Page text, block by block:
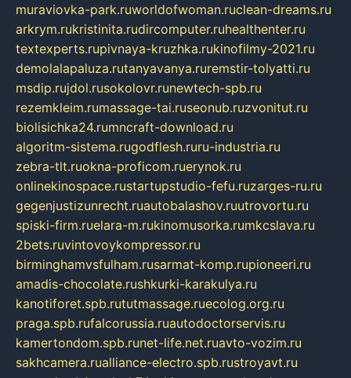
muraviovka-park.ruworldofwoman.ruclean-dreams.ru
arkrym.rukristinita.rudircomputer.ruhealthenter.ru
textexperts.rupivnaya-kruzhka.rukinofilmy-2021.ru
demolalapaluza.rutanyavanya.ruremstir-tolyatti.ru
msdip.rujdol.rusokolovr.runewtech-spb.ru
rezemkleim.rumassage-tai.ruseonub.ruzvonitut.ru
biolisichka24.rumncraft-download.ru
algoritm-sistema.rugodflesh.ruru-industria.ru
zebra-tlt.ruokna-proficom.ruerynok.ru
onlinekinospace.rustartupstudio-fefu.ruzarges-ru.ru
gegenjustizunrecht.ruautobalashov.ruutrovortu.ru
spiski-firm.ruelara-m.rukinomusorka.rumkcslava.ru
2bets.ruvintovoykompressor.ru
birminghamvsfulham.rusarmat-komp.rupioneeri.ru
amadis-chocolate.rushkurki-karakulya.ru
kanotiforet.spb.rututmassage.ruecolog.org.ru
praga.spb.rufalcorussia.ruautodoctorservis.ru
kamertondom.spb.runet-life.net.ruavto-vozim.ru
sakhcamera.rualliance-electro.spb.rustroyavt.ru